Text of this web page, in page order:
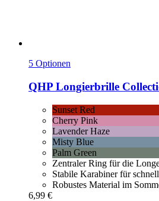
5 Optionen
QHP Longierbrille
Sunset Red
Cherry Pink
Lavender Haze
Misty Blue
Palm Green
Zentraler Ring für die
Stabile Karabiner für
Robustes Material im
6,99 €